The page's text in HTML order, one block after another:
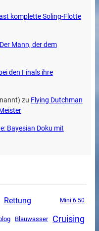
komplette Soling-Flotte
Mann, der dem
den Finals ihre
zu Flying Dutchman
Bayesian Doku mit
Rettung Mini 6.50
Blauwasser Cruising